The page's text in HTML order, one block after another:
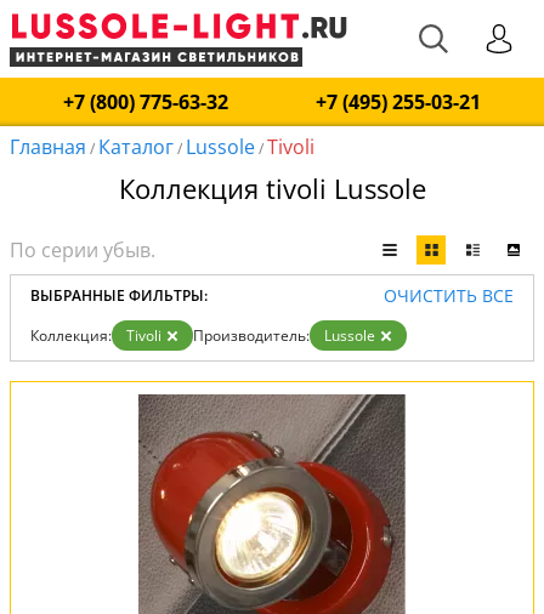
+7 (800) 775-63-32
+7 (495) 255-03-21
Главная / Каталог/ Lussole/Tivoli
Коллекция tivoli Lussole
ВЫБРАННЫЕ ФИЛЬТРЫ: ОЧИСТИТЬ ВСЕ
Коллекция: Tivoli Производитель: Lussole